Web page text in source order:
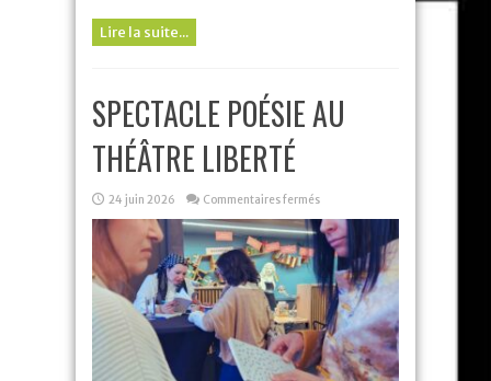
Lire la suite...
SPECTACLE POÉSIE AU
THÉÂTRE LIBERTÉ
24 juin 2026 Commentaires ferméssur
POÉSIE
AU
THÉÂTRE
LIBERTÉ